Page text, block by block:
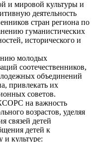
и мировой культуры и
деятельность
стран региона по
гуманистических
исторического и
молодых
соотечественников,
объединений
привлекать их
советов.
на важность
возрастов, уделяя
связей детей
детей к
и культуре: